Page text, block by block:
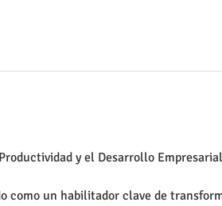
y el Desarrollo Empresarial
como un habilitador clave de